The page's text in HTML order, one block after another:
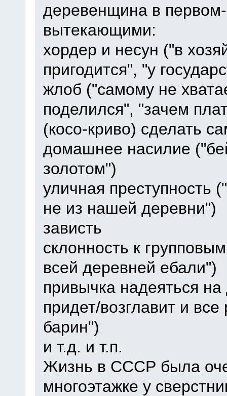
деревенщина в
вытекающими:
хордер и несун ("в
пригодится", "у
жлоб ("самому не
поделился", "зачем
(косо-криво) сделать
домашнее насилие
золотом")
уличная преступность
не из нашей деревни")
зависть
склонность к
всей деревней ебали")
привычка надеяться
придет/возглавит и
барин")
и т.д. и т.п.
Жизнь в СССР была
многоэтажке у